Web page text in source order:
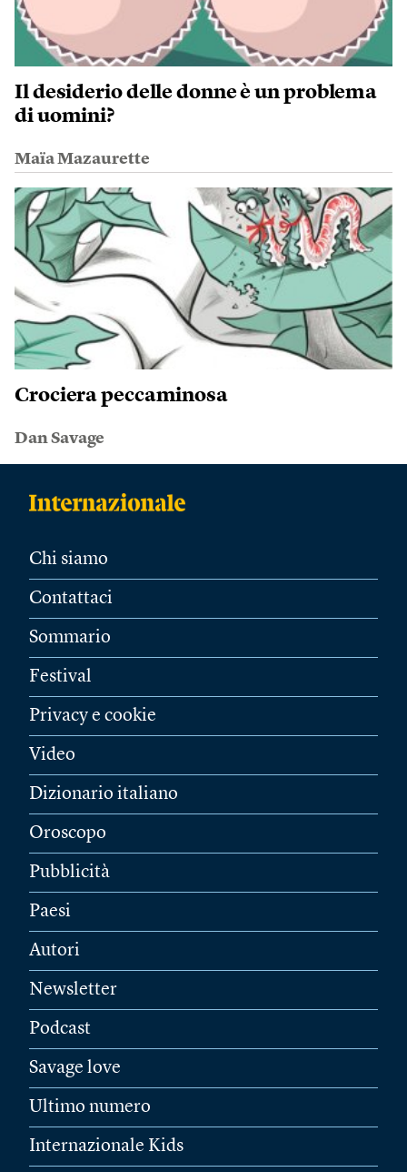
Il desiderio delle donne è un problema
di uomini?
Maïa Mazaurette
Crociera peccaminosa
Dan Savage
Chi siamo
Contattaci
Sommario
Festival
Privacy e cookie
Video
Dizionario italiano
Oroscopo
Pubblicità
Paesi
Autori
Newsletter
Podcast
Savage love
Ultimo numero
Internazionale Kids